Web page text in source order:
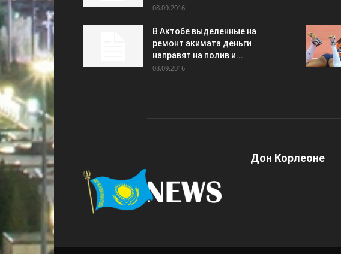
08.09.2016
В Актобе выделенные на
ремонт акимата деньги
направят на полив и...
08.09.2016
Дон Корлеоне